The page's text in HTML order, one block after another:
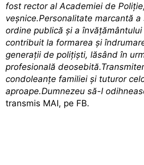
fost rector al Academiei de
veșnice.Personalitate marcantă
ordine publică și a
contribuit la formarea și
generații de polițiști, lăsând în
profesională
condoleanțe familiei și tuturor
aproape.Dumnezeu să-l
transmis MAI, pe FB.